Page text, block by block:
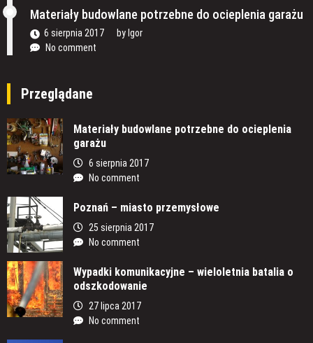
Materiały budowlane potrzebne do ocieplenia garażu
6 sierpnia 2017 by Igor
No comment
Przeglądane
Materiały budowlane potrzebne do ocieplenia
garażu
6 sierpnia 2017
No comment
Poznań – miasto przemysłowe
25 sierpnia 2017
No comment
Wypadki komunikacyjne – wieloletnia batalia o
odszkodowanie
27 lipca 2017
No comment